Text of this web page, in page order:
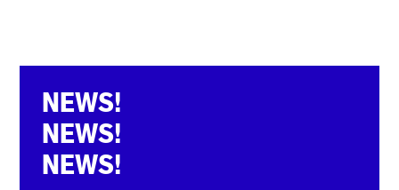
NEWS!
NEWS!
NEWS!